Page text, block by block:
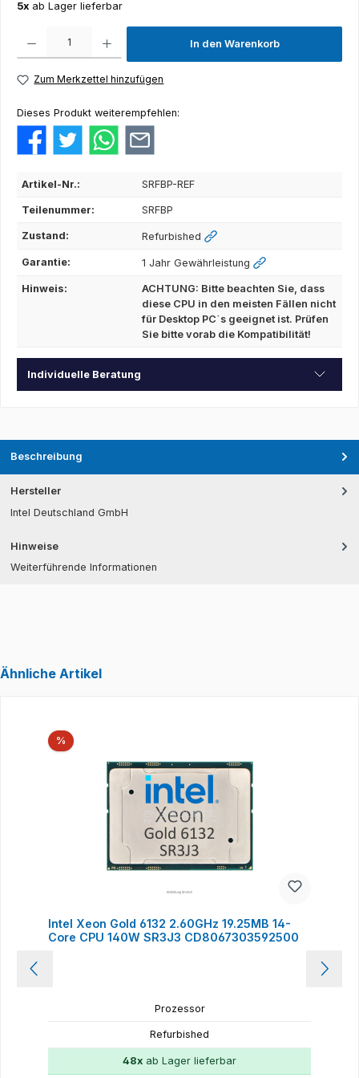
5x ab Lager lieferbar
In den Warenkorb
Zum Merkzettel hinzufügen
Dieses Produkt weiterempfehlen:
Artikel-Nr.: SRFBP-REF
Teilenummer: SRFBP
Zustand: Refurbished
Garantie: 1 Jahr Gewährleistung
Hinweis:
ACHTUNG: Bitte beachten Sie, dass
diese CPU in den meisten Fällen nicht
für Desktop PC`s geeignet ist. Prüfen
Sie bitte vorab die Kompatibilität!
Individuelle Beratung
Beschreibung
Hersteller
Intel Deutschland GmbH
Hinweise
Weiterführende Informationen
Ähnliche Artikel
%Rabatt
Intel Xeon Gold 6132 2.60GHz 19.25MB 14-
Core CPU 140W SR3J3 CD8067303592500
Prozessor
Refurbished
48x ab Lager lieferbar